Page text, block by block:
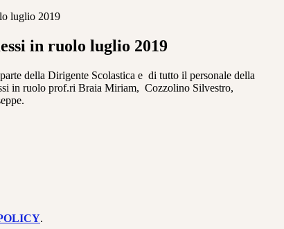
luglio 2019
in ruolo luglio 2019
della Dirigente Scolastica e di tutto il personale della
in ruolo prof.ri Braia Miriam, Cozzolino Silvestro,
.